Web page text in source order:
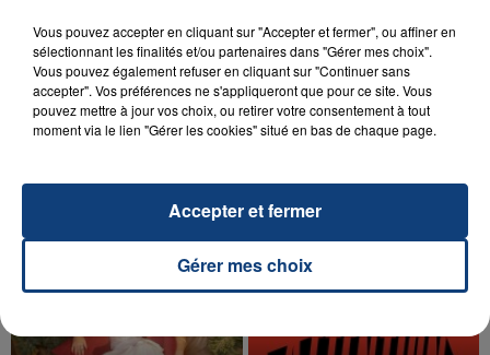
20 juillet 2026
UNE ADOLESCENTE DEVANT SE FAIRE
OPÉRER DE LA CHEVILLE RESSORT DE LA...
La famille a porté plainte contre la clinique qui a
TITRES DIFFUSÉS
Vous pouvez accepter en cliquant sur "Accepter et fermer", ou affiner en
sélectionnant les finalités et/ou partenaires dans "Gérer mes choix".
Vous pouvez également refuser en cliquant sur "Continuer sans
accepter". Vos préférences ne s'appliqueront que pour ce site. Vous
pouvez mettre à jour vos choix, ou retirer votre consentement à tout
moment via le lien "Gérer les cookies" situé en bas de chaque page.
Gérer mes choix
Accepter et fermer